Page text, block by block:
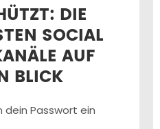
DIE
SOCIAL
AUF
BLICK
Passwort ein